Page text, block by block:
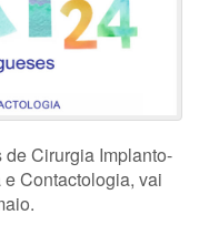
Cirurgia Implanto-
Contactologia, vai